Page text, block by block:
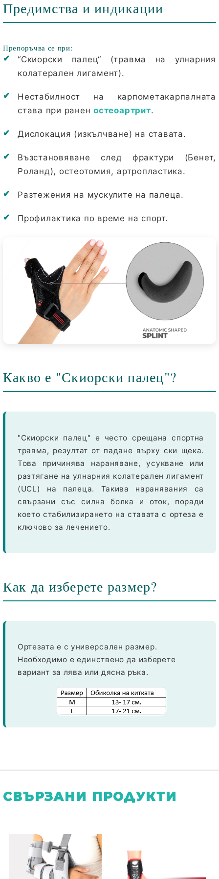
Предимства и индикации
Препоръчва се при:
“Скиорски палец“ (травма на улнарния
колатерален лигамент).
Нестабилност на карпометакарпалната
става при раненостеоартрит.
Дислокация (изкълчване) на ставата.
Възстановяване след фрактури (Бенет,
Роланд), остеотомия, артропластика.
Разтежения на мускулите на палеца.
Профилактика по време на спорт.
Какво е "Скиорски палец"?
"Скиорски палец" е често срещана спортна
травма, резултат от падане върху ски щека.
Това причинява нараняване, усукване или
разтягане на улнарния колатерален лигамент
(UCL) на палеца. Такива наранявания са
свързани със силна болка и оток, поради
което стабилизирането на ставата с ортеза е
ключово за лечението.
Как да изберете размер?
Ортезата е суниверсален размер.
Необходимо е единствено да изберете
вариант за лява или дясна ръка.
СВЪРЗАНИ ПРОДУКТИ